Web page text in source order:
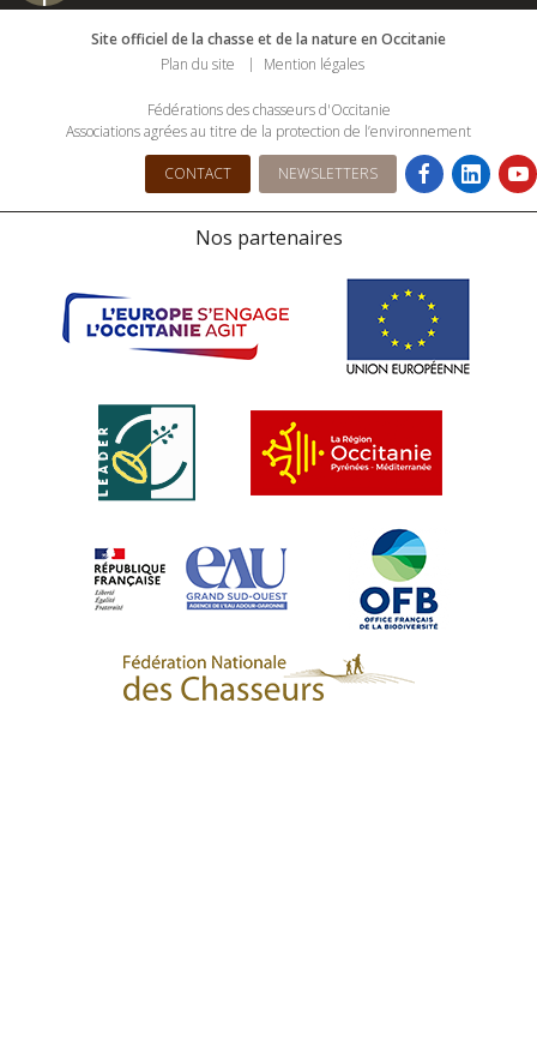
Site officiel de la chasse et de la nature en Occitanie
Plan du site
Mention légales
Fédérations des chasseurs d'Occitanie
Associations agrées au titre de la protection de l’environnement
CONTACT NEWSLETTERS
Nos partenaires